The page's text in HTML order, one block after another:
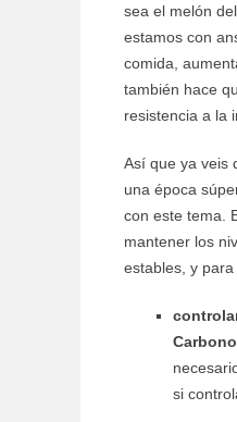
sea el melón
estamos con
comida,
también hace
resistencia a la
Así que ya veis
una época
con este tema.
mantener los
estables, y para
Carbono
si